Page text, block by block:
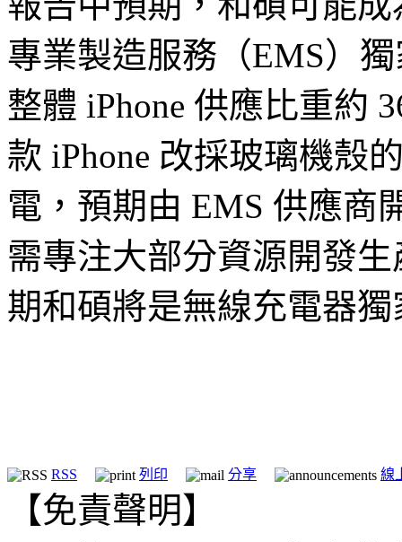
專業製造服務（EMS）
整體 iPhone 供應比重約
款 iPhone 改採玻璃機殼
電，預期由 EMS 供應商
需專注大部分資源開發
期和碩將是無線充電器
RSS 列印 分享 線
【免責聲明】